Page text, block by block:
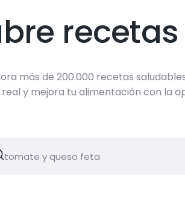
más de 200.000 recetas
real y mejora tu alimentación con la